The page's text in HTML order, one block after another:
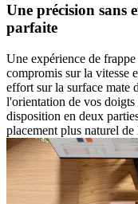
Une précision sans
parfaite
Une expérience de
compromis sur la vitesse
effort sur la surface mate
l'orientation de vos doigts
disposition en deux
placement plus naturel